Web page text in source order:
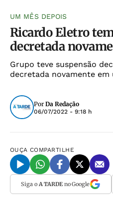
UM MÊS DEPOIS
Ricardo Eletro
decretada
Grupo teve suspensão
decretada novamente
Por Da Redação
06/07/2022 - 9:18 h
OUÇA COMPARTILHE
Siga o A TARDEno Google